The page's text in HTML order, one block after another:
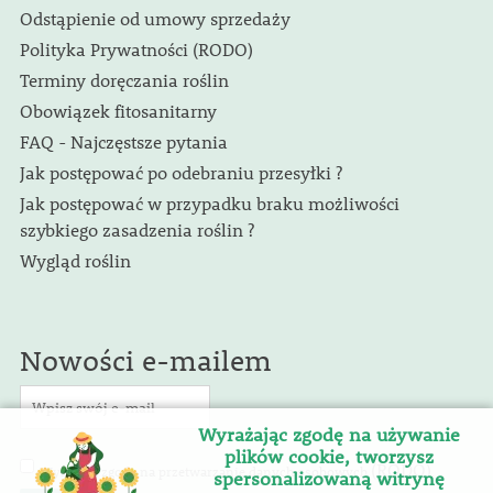
Odstąpienie od umowy sprzedaży
Polityka Prywatności (RODO)
Terminy doręczania roślin
Obowiązek fitosanitarny
FAQ - Najczęstsze pytania
Jak postępować po odebraniu przesyłki ?
Jak postępować w przypadku braku możliwości
szybkiego zasadzenia roślin ?
Wygląd roślin
Nowości e-mailem
Wyrażam zgodę na przetwarzanie danych osobowych (RODO)
Wyrażając zgodę na używanie
plików cookie, tworzysz
spersonalizowaną witrynę